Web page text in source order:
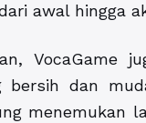
awal hingga
VocaGame
dan
menemukan